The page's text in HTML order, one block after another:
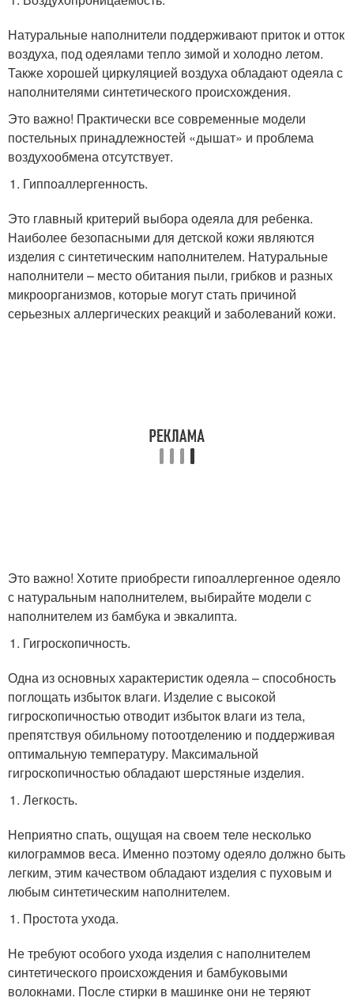
Натуральные наполнители поддерживают приток и отток
воздуха, под одеялами тепло зимой и холодно летом.
Также хорошей циркуляцией воздуха обладают одеяла с
наполнителями синтетического происхождения.
Это важно! Практически все современные модели
постельных принадлежностей «дышат» и проблема
воздухообмена отсутствует.
Гиппоаллергенность.
Это главный критерий выбора одеяла для ребенка.
Наиболее безопасными для детской кожи являются
изделия с синтетическим наполнителем. Натуральные
наполнители – место обитания пыли, грибков и разных
микроорганизмов, которые могут стать причиной
серьезных аллергических реакций и заболеваний кожи.
Это важно! Хотите приобрести гипоаллергенное одеяло
с натуральным наполнителем, выбирайте модели с
наполнителем из бамбука и эвкалипта.
Гигроскопичность.
Одна из основных характеристик одеяла – способность
поглощать избыток влаги. Изделие с высокой
гигроскопичностью отводит избыток влаги из тела,
препятствуя обильному потоотделению и поддерживая
оптимальную температуру. Максимальной
гигроскопичностью обладают шерстяные изделия.
Легкость.
Неприятно спать, ощущая на своем теле несколько
килограммов веса. Именно поэтому одеяло должно быть
легким, этим качеством обладают изделия с пуховым и
любым синтетическим наполнителем.
Простота ухода.
Не требуют особого ухода изделия с наполнителем
синтетического происхождения и бамбуковыми
волокнами. После стирки в машинке они не теряют